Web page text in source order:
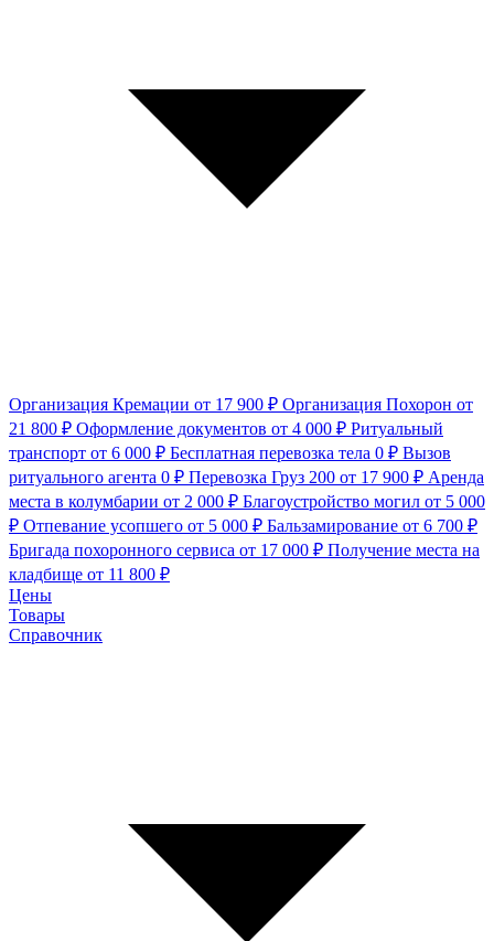
Организация Кремации от 17 900 ₽ Организация Похорон от
21 800 ₽ Оформление документов от 4 000 ₽ Ритуальный
транспорт от 6 000 ₽ Бесплатная перевозка тела 0 ₽ Вызов
ритуального агента 0 ₽ Перевозка Груз 200 от 17 900 ₽ Аренда
места в колумбарии от 2 000 ₽ Благоустройство могил от 5 000
₽ Отпевание усопшего от 5 000 ₽ Бальзамирование от 6 700 ₽
Бригада похоронного сервиса от 17 000 ₽ Получение места на
кладбище от 11 800 ₽
Цены
Товары
Справочник